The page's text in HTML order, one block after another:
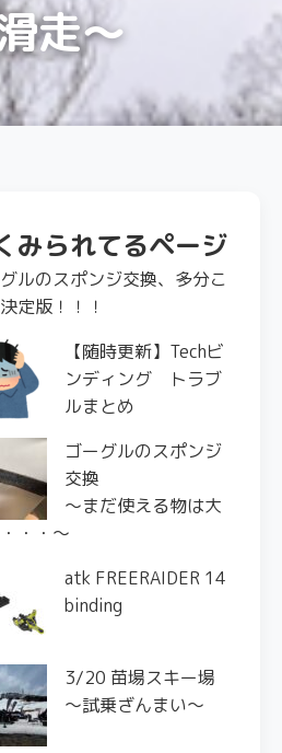
走～
みられてるページ
ルのスポンジ交換、多分こ
定版！！！
【随時更新】Techビ
ンディング トラブ
ルまとめ
ゴーグルのスポンジ
交換
〜まだ使える物は大
・・〜
atk FREERAIDER 14
binding
3/20 苗場スキー場
〜試乗ざんまい〜